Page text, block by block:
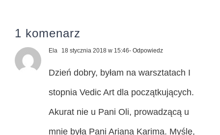
1 komenarz
Ela 18 stycznia 2018 w 15:46- Odpowiedz
Dzień dobry, byłam na warsztatach I
stopnia Vedic Art dla początkujących.
Akurat nie u Pani Oli, prowadzącą u
mnie była Pani Ariana Karima. Myślę,